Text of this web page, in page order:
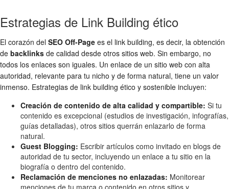
Estrategias de Link Building ético
El corazón del SEO Off-Page es el link building, es decir, la obtención
de backlinks de calidad desde otros sitios web. Sin embargo, no
todos los enlaces son iguales. Un enlace de un sitio web con alta
autoridad, relevante para tu nicho y de forma natural, tiene un valor
inmenso. Estrategias de link building ético y sostenible incluyen:
Creación de contenido de alta calidad y compartible: Si tu
contenido es excepcional (estudios de investigación, infografías,
guías detalladas), otros sitios querrán enlazarlo de forma
natural.
Guest Blogging: Escribir artículos como invitado en blogs de
autoridad de tu sector, incluyendo un enlace a tu sitio en la
biografía o dentro del contenido.
Reclamación de menciones no enlazadas: Monitorear
menciones de tu marca o contenido en otros sitios y